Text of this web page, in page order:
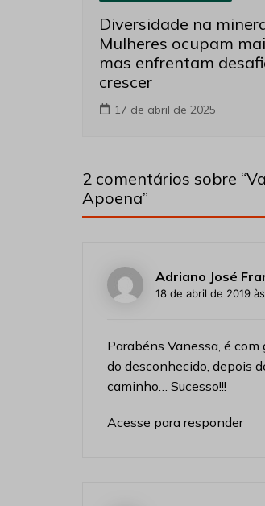
Diversidade na
Mulheres ocupam
mas enfrentam
crescer
17 de abril de 2025
2 comentários sobre “
Apoena”
Adriano José
18 de abril de 2019
Parabéns Vanessa, é
do desconhecido, depois
caminho… Sucesso!!!
Acesse para responder